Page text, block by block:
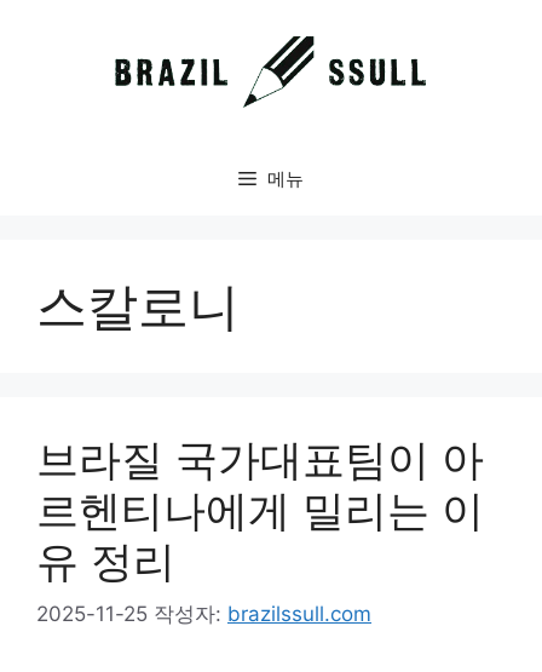
메뉴
스칼로니
브라질 국가대표팀이 아
르헨티나에게 밀리는 이
유 정리
2025-11-25 작성자: brazilssull.com